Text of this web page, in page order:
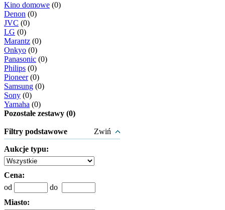
Kino domowe (0)
Denon (0)
JVC (0)
LG (0)
Marantz (0)
Onkyo (0)
Panasonic (0)
Philips (0)
Pioneer(0)
Samsung (0)
Sony (0)
Yamaha (0)
Pozostałe zestawy (0)
Filtry podstawowe Zwiń
Aukcje typu:
Cena:
od
do
Miasto: